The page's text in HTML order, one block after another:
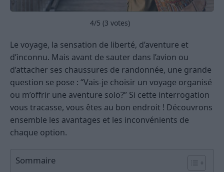
4/5 (3 votes)
Le voyage, la sensation de liberté, d’aventure et
d’inconnu. Mais avant de sauter dans l’avion ou
d’attacher ses chaussures de randonnée, une grande
question se pose : “Vais-je choisir un voyage organisé
ou m’offrir une aventure solo?” Si cette interrogation
vous tracasse, vous êtes au bon endroit ! Découvrons
ensemble les avantages et les inconvénients de
chaque option.
Sommaire